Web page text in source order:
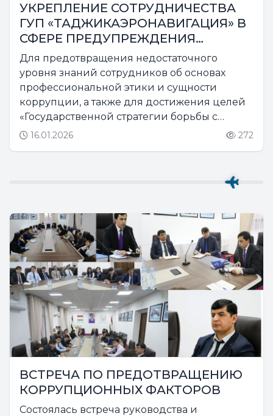
УКРЕПЛЕНИЕ СОТРУДНИЧЕСТВА
ГУП «ТАДЖИКАЭРОНАВИГАЦИЯ» В
СФЕРЕ ПРЕДУПРЕЖДЕНИЯ
КОРРУПЦИИ
Для предотвращения недостаточного
уровня знаний сотрудников об основах
профессиональной этики и сущности
коррупции, а также для достижения целей
«Государственной стратегии борьбы с
коррупцией в Республике Таджикистана
16.01.2026 272
ВСТРЕЧА ПО ПРЕДОТВРАЩЕНИЮ
КОРРУПЦИОННЫХ ФАКТОРОВ
Состоялась встреча руководства и